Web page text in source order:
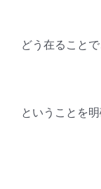
どう在ること
ということを